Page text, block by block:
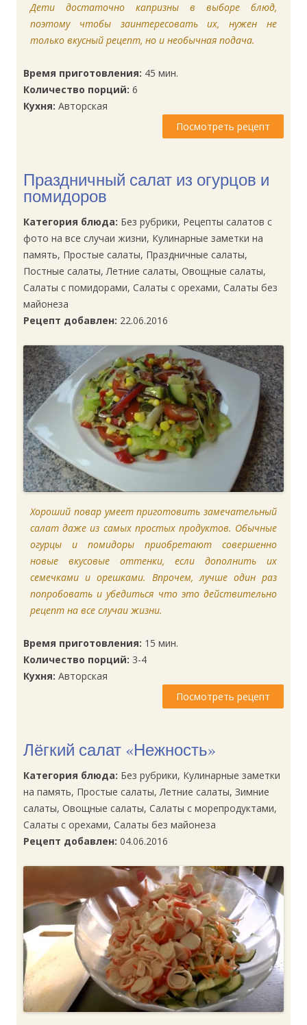
Дети достаточно капризны в выборе блюд,
поэтому чтобы заинтересовать их, нужен не
только вкусный рецепт, но и необычная подача.
Время приготовления: 45 мин.
Количество порций: 6
Кухня: Авторская
Посмотреть рецепт
Праздничный салат из огурцов и
помидоров
Категория блюда: Без рубрики, Рецепты салатов с
фото на все случаи жизни, Кулинарные заметки на
память, Простые салаты, Праздничные салаты,
Постные салаты, Летние салаты, Овощные салаты,
Салаты с помидорами, Салаты с орехами, Салаты без
майонеза
Рецепт добавлен: 22.06.2016
Хороший повар умеет приготовить замечательный
салат даже из самых простых продуктов. Обычные
огурцы и помидоры приобретают совершенно
новые вкусовые оттенки, если дополнить их
семечками и орешками. Впрочем, лучше один раз
попробовать и убедиться что это действительно
рецепт на все случаи жизни.
Время приготовления: 15 мин.
Количество порций: 3-4
Кухня: Авторская
Посмотреть рецепт
Лёгкий салат «Нежность»
Категория блюда: Без рубрики, Кулинарные заметки
на память, Простые салаты, Летние салаты, Зимние
салаты, Овощные салаты, Салаты с морепродуктами,
Салаты с орехами, Салаты без майонеза
Рецепт добавлен: 04.06.2016